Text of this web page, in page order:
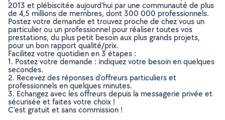
2013 et plébiscitée aujourd’hui par une communauté de plus
de 4,5 millions de membres, dont 300 000 professionnels.
Postez votre demande et trouvez proche de chez vous un
particulier ou un professionnel pour réaliser toutes vos
prestations, du plus petit besoin aux plus grands projets,
pour un bon rapport qualité/prix.
Facilitez votre quotidien en 3 étapes :
1. Postez votre demande : indiquez votre besoin en quelques
secondes.
2. Recevez des réponses d’offreurs particuliers et
professionnels en quelques minutes.
3. Echangez avec les offreurs depuis la messagerie privée et
sécurisée et faites votre choix !
C’est gratuit et sans commission !